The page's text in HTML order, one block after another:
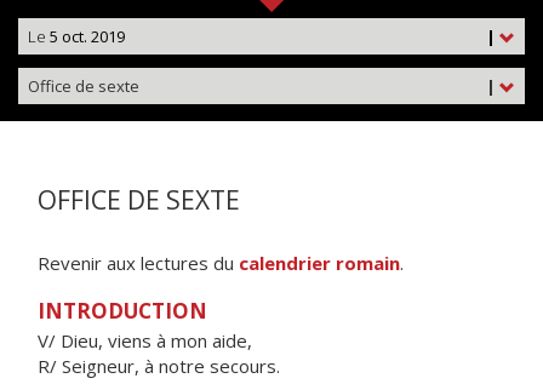
|
Le 5 oct. 2019
|
Office de sexte
OFFICE DE SEXTE
Revenir aux lectures du calendrier romain.
INTRODUCTION
V/ Dieu, viens à mon aide,
R/ Seigneur, à notre secours.